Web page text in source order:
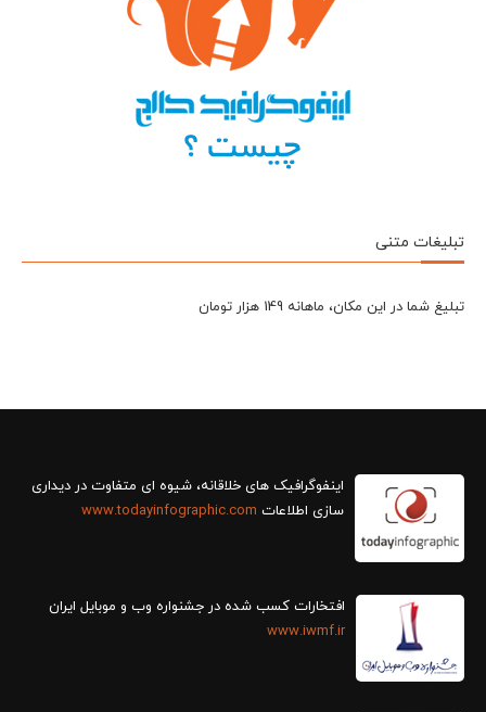
تبلیغات متنی
تبلیغ شما در این مکان، ماهانه 149 هزار تومان
سازی اطلاعات www.todayinfographic.com
افتخارات کسب شده در جشنواره وب و موبایل ایران
www.iwmf.ir